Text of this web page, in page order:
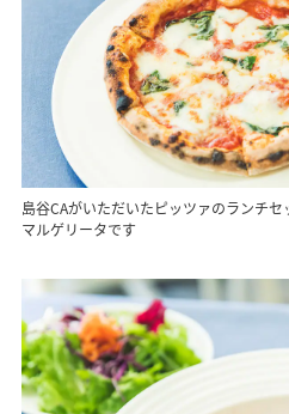
島谷CAがいただいたピッツァのランチ
マルゲリータです